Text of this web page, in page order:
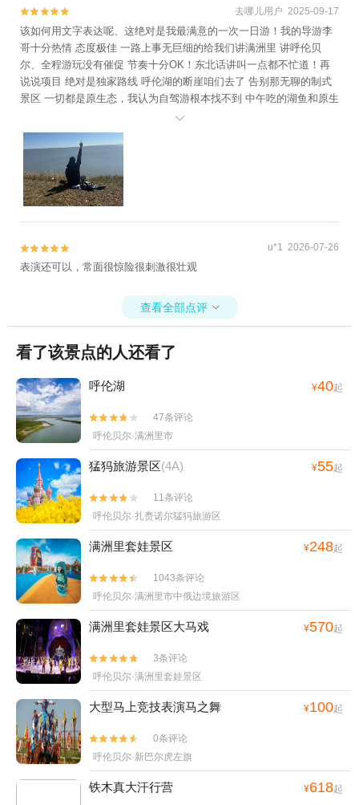

 去哪儿用户 2025-09-17
该如何用文字表达呢、这绝对是我最满意的一次一日游！我的导游李
哥十分热情 态度极佳 一路上事无巨细的给我们讲满洲里 讲呼伦贝
尔、全程游玩没有催促 节奏十分OK！东北话讲叫一点都不忙道！再
说说项目 绝对是独家路线 呼伦湖的断崖咱们去了 告别那无聊的制式
景区 一切都是原生态，我认为自驾游根本找不到 中午吃的湖鱼和原生
态有机蔬菜、下午也根据我们的要求安排行程 一切都是完美体验、给
我的感觉就像是一位熟悉多年的老大哥陪同游玩 对了 李哥的拍照技术
也是非常OK的


 u*1 2026-07-26
表演还可以，常面很惊险很刺激很壮观
查看全部点评 
看了该景点的人还看了
呼伦湖 ¥40起


47条评论
呼伦贝尔·满洲里市
猛犸旅游景区(4A) ¥55起


11条评论
呼伦贝尔·扎赉诺尔猛犸旅游区
满洲里套娃景区 ¥248起


1043条评论
呼伦贝尔·满洲里市中俄边境旅游区
满洲里套娃景区大马戏 ¥570起


3条评论
呼伦贝尔·满洲里套娃景区
大型马上竞技表演马之舞 ¥100起


0条评论
呼伦贝尔·新巴尔虎左旗
铁木真大汗行营 ¥618起